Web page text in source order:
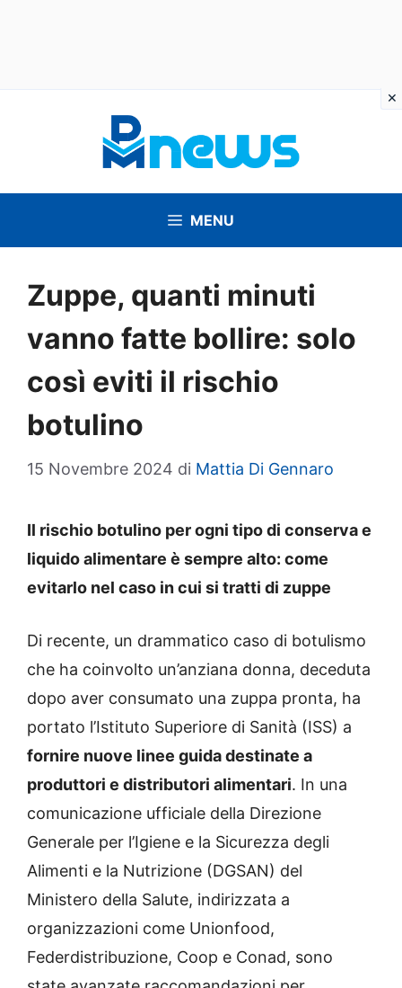
MENU
Zuppe, quanti minuti
vanno fatte bollire: solo
così eviti il rischio
botulino
15 Novembre 2024 di Mattia Di Gennaro
Il rischio botulino per ogni tipo di conserva e
liquido alimentare è sempre alto: come
evitarlo nel caso in cui si tratti di zuppe
Di recente, un drammatico caso di botulismo
che ha coinvolto un’anziana donna, deceduta
dopo aver consumato una zuppa pronta, ha
portato l’Istituto Superiore di Sanità (ISS) a
fornire nuove linee guida destinate a
produttori e distributori alimentari. In una
comunicazione ufficiale della Direzione
Generale per l’Igiene e la Sicurezza degli
Alimenti e la Nutrizione (DGSAN) del
Ministero della Salute, indirizzata a
organizzazioni come Unionfood,
Federdistribuzione, Coop e Conad, sono